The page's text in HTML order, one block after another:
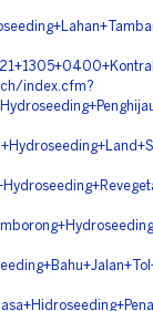
index.cfm?